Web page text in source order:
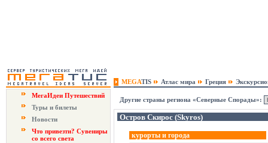
MEGATIS Атлас мира Греция
МегаИдеи Путешествий
Туры и билеты
Новости
Что привезти? Сувениры
со всего света
Другие страны региона «Северные Спорады»:
Остров Скирос (Skyros)
курорты и города